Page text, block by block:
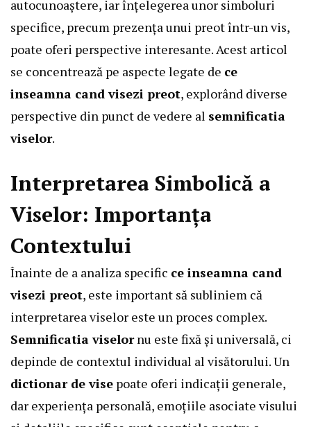
autocunoaștere, iar înțelegerea unor simboluri
specifice, precum prezența unui preot într-un vis,
poate oferi perspective interesante. Acest articol
se concentrează pe aspecte legate de ce
inseamna cand visezi preot, explorând diverse
perspective din punct de vedere al semnificatia
viselor.
Interpretarea Simbolică a
Viselor: Importanța
Contextului
Înainte de a analiza specific ce inseamna cand
visezi preot, este important să subliniem că
interpretarea viselor este un proces complex.
Semnificatia viselornu este fixă și universală, ci
depinde de contextul individual al visătorului. Un
dictionar de vise poate oferi indicații generale,
dar experiența personală, emoțiile asociate visului